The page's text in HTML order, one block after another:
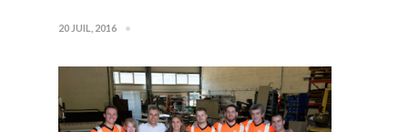
20 JUIL, 2016